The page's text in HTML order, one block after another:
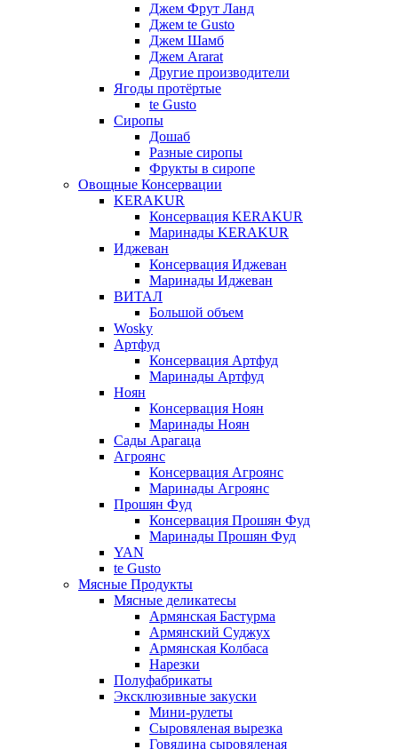
Джем Фрут Ланд
Джем te Gusto
Джем Шамб
Джем Ararat
Другие производители
Ягоды протёртые
te Gusto
Сиропы
Дошаб
Разные сиропы
Фрукты в сиропе
Овощные Консервации
KERAKUR
Консервация KERAKUR
Маринады KERAKUR
Иджеван
Консервация Иджеван
Маринады Иджеван
ВИТАЛ
Большой объем
Wosky
Артфуд
Консервация Артфуд
Маринады Артфуд
Ноян
Консервация Ноян
Маринады Ноян
Сады Арагаца
Агроянс
Консервация Агроянс
Маринады Агроянс
Прошян Фуд
Консервация Прошян Фуд
Маринады Прошян Фуд
YAN
te Gusto
Мясные Продукты
Мясные деликатесы
Армянская Бастурма
Армянский Суджух
Армянская Колбаса
Нарезки
Полуфабрикаты
Эксклюзивные закуски
Мини-рулеты
Сыровяленая вырезка
Говядина сыровяленая